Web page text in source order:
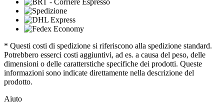
* Questi costi di spedizione si riferiscono alla spedizione standard.
Potrebbero esserci costi aggiuntivi, ad es. a causa del peso, delle
dimensioni o delle caratterstiche specifiche dei prodotti. Queste
informazioni sono indicate direttamente nella descrizione del
prodotto.
Aiuto